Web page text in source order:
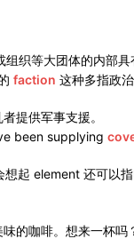
织等大团体的内部
faction 这种多指政
提供军事支援。
been supplying
起 element 还可以
的咖啡。想来一杯吗